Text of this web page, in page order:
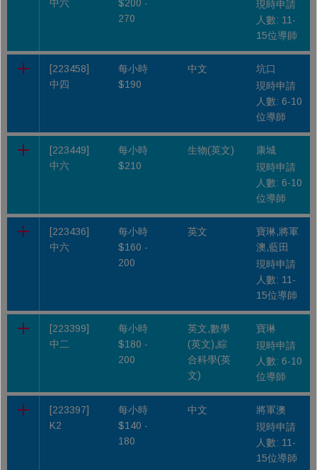
中六
$200 -
270
現時申請
人數: 11-
15位導師
[223458]
中四
每小時
$190
中文
坑口
現時申請
人數: 6-10
位導師
[223449]
中六
每小時
$210
生物(英文)
康城
現時申請
人數: 6-10
位導師
[223436]
中六
每小時
$160 -
200
英文
寶琳,將軍
澳,藍田
現時申請
人數: 11-
15位導師
[223399]
中二
每小時
$180 -
200
英文,數學
(英文),綜
合科學(英
文)
寶琳
現時申請
人數: 6-10
位導師
[223397]
K2
每小時
$140 -
180
中文
將軍澳
現時申請
人數: 11-
15位導師